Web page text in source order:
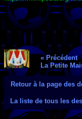
« Précédent
La Petite
Retour à la page des
La liste de tous les